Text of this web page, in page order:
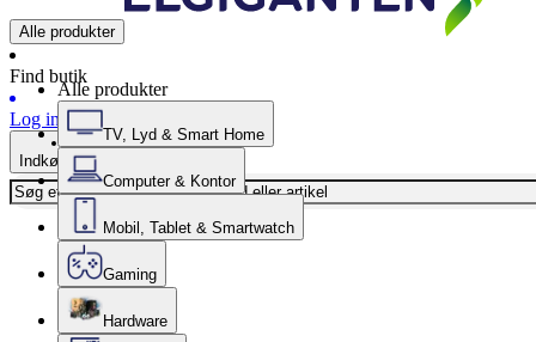
Alle produkter
Find butik
Log ind
Indkøbskurv
Alle produkter
TV, Lyd & Smart Home
Computer & Kontor
Mobil, Tablet & Smartwatch
Gaming
Hardware